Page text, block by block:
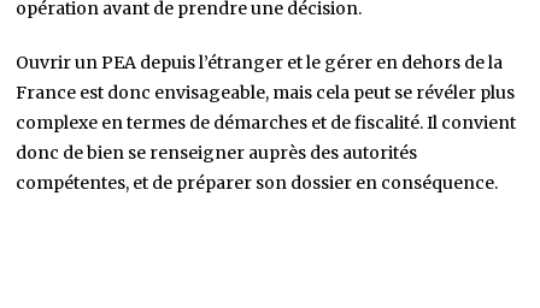
opération avant de prendre une décision.
Ouvrir un PEA depuis l’étranger et le gérer en dehors de la
France est donc envisageable, mais cela peut se révéler plus
complexe en termes de démarches et de fiscalité. Il convient
donc de bien se renseigner auprès des autorités
compétentes, et de préparer son dossier en conséquence.